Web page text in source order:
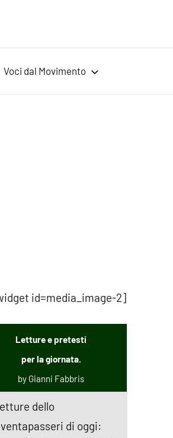
Voci dal Movimento
id=media_image-2]
Letture e pretesti
per la giornata.
by Gianni Fabbris
dello
di oggi: